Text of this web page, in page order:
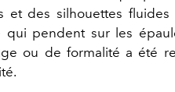
et des silhouettes
qui pendent sur les
ou de formalité a été